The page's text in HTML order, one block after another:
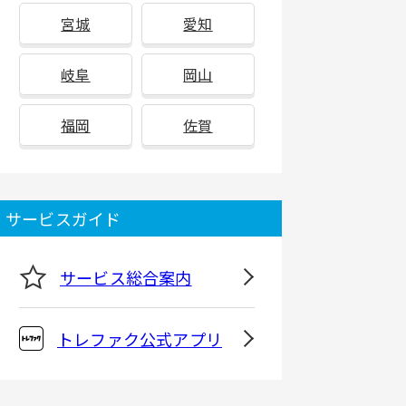
宮城 愛知
岐阜 岡山
福岡 佐賀
サービスガイド
サービス総合案内
トレファク公式アプリ